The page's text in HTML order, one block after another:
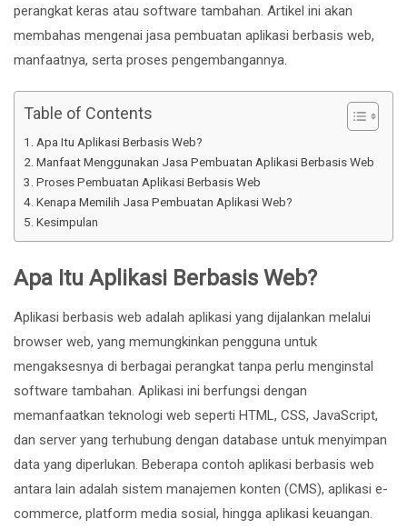
perangkat keras atau software tambahan. Artikel ini akan
membahas mengenai jasa pembuatan aplikasi berbasis web,
manfaatnya, serta proses pengembangannya.
Table of Contents
Apa Itu Aplikasi Berbasis Web?
Manfaat Menggunakan Jasa Pembuatan Aplikasi Berbasis Web
Proses Pembuatan Aplikasi Berbasis Web
Kenapa Memilih Jasa Pembuatan Aplikasi Web?
Kesimpulan
Apa Itu Aplikasi Berbasis Web?
Aplikasi berbasis web adalah aplikasi yang dijalankan melalui
browser web, yang memungkinkan pengguna untuk
mengaksesnya di berbagai perangkat tanpa perlu menginstal
software tambahan. Aplikasi ini berfungsi dengan
memanfaatkan teknologi web seperti HTML, CSS, JavaScript,
dan server yang terhubung dengan database untuk menyimpan
data yang diperlukan. Beberapa contoh aplikasi berbasis web
antara lain adalah sistem manajemen konten (CMS), aplikasi e-
commerce, platform media sosial, hingga aplikasi keuangan.